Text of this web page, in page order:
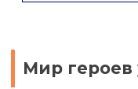
Мир героев